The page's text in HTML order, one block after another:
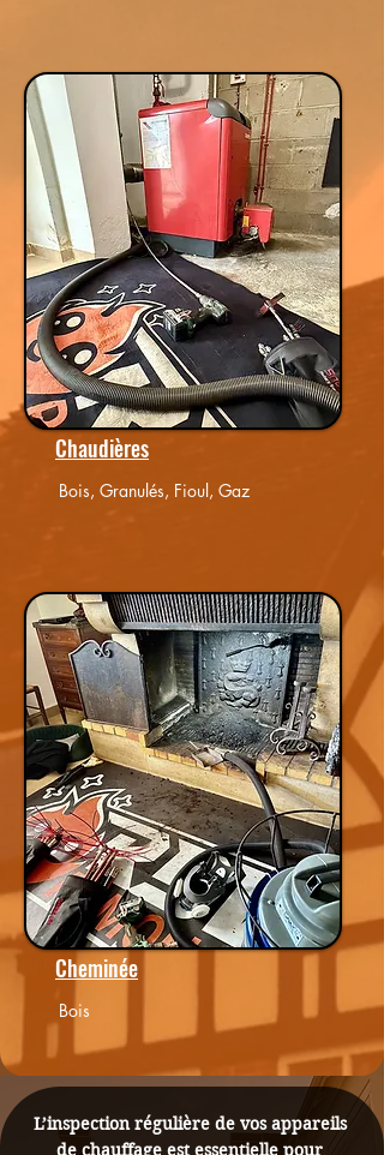
Chaudières
Bois, Granulés, Fioul, Gaz
Cheminée
Bois
L’inspection régulière de vos appareils
de chauffage est essentielle pour